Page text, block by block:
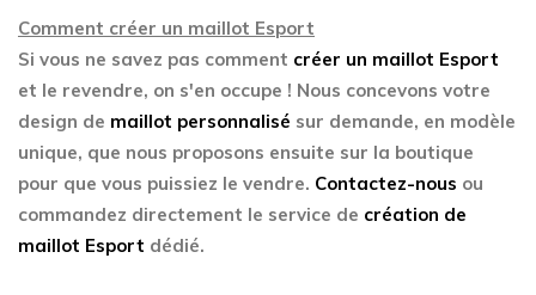
Comment créer un maillot Esport
Si vous ne savez pas comment créer un maillot Esport
et le revendre, on s'en occupe ! Nous concevons votre
design de maillot personnalisé sur demande, en modèle
unique, que nous proposons ensuite sur la boutique
pour que vous puissiez le vendre. Contactez-nous ou
commandez directement le service de création de
maillot Esport dédié.